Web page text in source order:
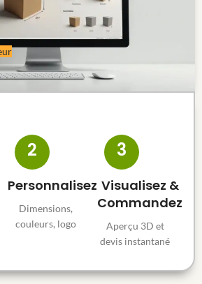
2
Personnalisez
Dimensions,
couleurs, logo
3
Visualisez &
Commandez
Aperçu 3D et
devis instantané